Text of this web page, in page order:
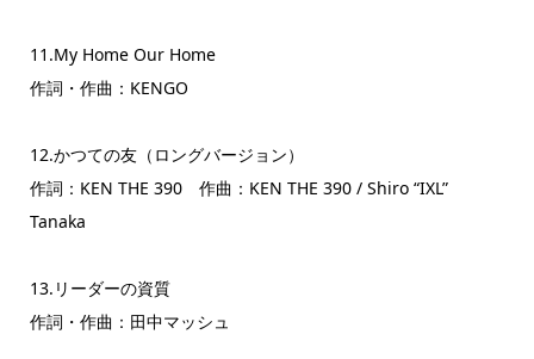
11.My Home Our Home
作詞・作曲：KENGO
12.かつての友（ロングバージョン）
作詞：KEN THE 390 作曲：KEN THE 390 / Shiro “IXL”
Tanaka
13.リーダーの資質
作詞・作曲：田中マッシュ